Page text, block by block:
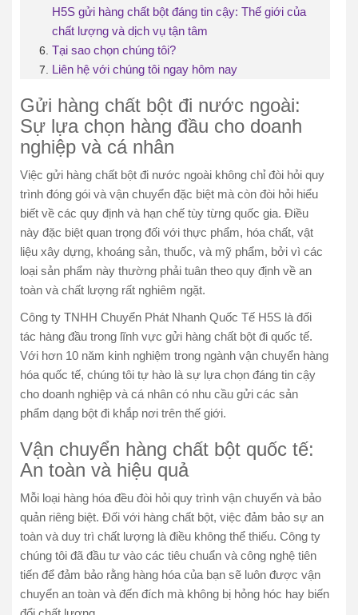
H5S gửi hàng chất bột đáng tin cậy: Thế giới của
chất lượng và dịch vụ tận tâm
Tại sao chọn chúng tôi?
Liên hệ với chúng tôi ngay hôm nay
Gửi hàng chất bột đi nước ngoài:
Sự lựa chọn hàng đầu cho doanh
nghiệp và cá nhân
Việc gửi hàng chất bột đi nước ngoài không chỉ đòi hỏi quy
trình đóng gói và vận chuyển đặc biệt mà còn đòi hỏi hiểu
biết về các quy định và hạn chế tùy từng quốc gia. Điều
này đặc biệt quan trọng đối với thực phẩm, hóa chất, vật
liệu xây dựng, khoáng sản, thuốc, và mỹ phẩm, bởi vì các
loại sản phẩm này thường phải tuân theo quy định về an
toàn và chất lượng rất nghiêm ngặt.
Công ty TNHH Chuyển Phát Nhanh Quốc Tế H5S là đối
tác hàng đầu trong lĩnh vực gửi hàng chất bột đi quốc tế.
Với hơn 10 năm kinh nghiệm trong ngành vận chuyển hàng
hóa quốc tế, chúng tôi tự hào là sự lựa chọn đáng tin cậy
cho doanh nghiệp và cá nhân có nhu cầu gửi các sản
phẩm dạng bột đi khắp nơi trên thế giới.
Vận chuyển hàng chất bột quốc tế:
An toàn và hiệu quả
Mỗi loại hàng hóa đều đòi hỏi quy trình vận chuyển và bảo
quản riêng biệt. Đối với hàng chất bột, việc đảm bảo sự an
toàn và duy trì chất lượng là điều không thể thiếu. Công ty
chúng tôi đã đầu tư vào các tiêu chuẩn và công nghệ tiên
tiến để đảm bảo rằng hàng hóa của bạn sẽ luôn được vận
chuyển an toàn và đến đích mà không bị hỏng hóc hay biến